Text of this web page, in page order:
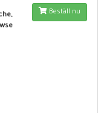
Beställ nu